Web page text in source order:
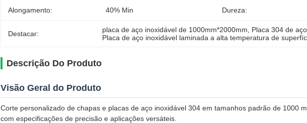
Alongamento: 40% Min Dureza:
Destacar: placa de aço inoxidável de 1000mm*2000mm Placa 304 de
Placa de aço inoxidável laminada a alta temperatura de
Descrição Do Produto
Visão Geral do Produto
Corte personalizado de chapas e placas de aço inoxidável 304 em tamanhos padrão de 1000
com especificações de precisão e aplicações versáteis.